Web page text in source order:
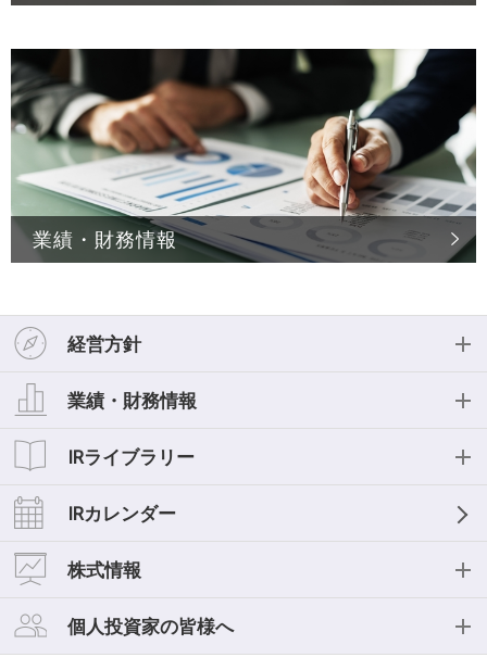
経営方針
経営方針
投資家の皆様へ
中期経営計画
事業等のリスク
業績・財務情報
業績・財務情報
業績ハイライト
キャッシュフロー
セグメント情報
IRライブラリー
IRライブラリー
IR資料一覧
決算説明会
IRカレンダー
株式情報
株式情報
個人投資家の皆様へ
業績・財務情報